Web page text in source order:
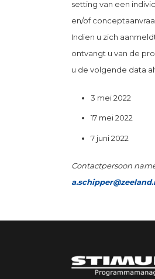
setting van een
en/of
Indien u zich
ontvangt u van de
u de volgende data
3 mei 2022
17 mei 2022
7 juni 2022
Contactpersoon